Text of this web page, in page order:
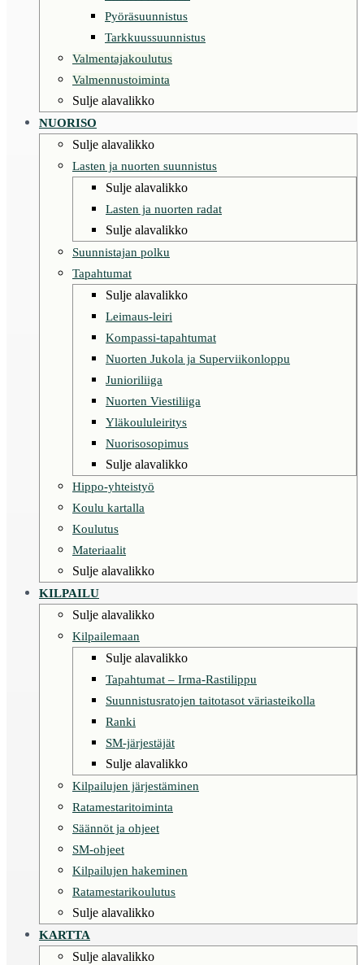
Pyöräsuunnistus
Tarkkuussuunnistus
Valmentajakoulutus
Valmennustoiminta
Sulje alavalikko
NUORISO
Sulje alavalikko
Lasten ja nuorten suunnistus
Sulje alavalikko
Lasten ja nuorten radat
Sulje alavalikko
Suunnistajan polku
Tapahtumat
Sulje alavalikko
Leimaus-leiri
Kompassi-tapahtumat
Nuorten Jukola ja Superviikonloppu
Junioriliiga
Nuorten Viestiliiga
Yläkoululeiritys
Nuorisosopimus
Sulje alavalikko
Hippo-yhteistyö
Koulu kartalla
Koulutus
Materiaalit
Sulje alavalikko
KILPAILU
Sulje alavalikko
Kilpailemaan
Sulje alavalikko
Tapahtumat – Irma-Rastilippu
Suunnistusratojen taitotasot väriasteikolla
Ranki
SM-järjestäjät
Sulje alavalikko
Kilpailujen järjestäminen
Ratamestaritoiminta
Säännöt ja ohjeet
SM-ohjeet
Kilpailujen hakeminen
Ratamestarikoulutus
Sulje alavalikko
KARTTA
Sulje alavalikko